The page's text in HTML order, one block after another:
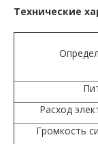
Технические
Расход
Громкость